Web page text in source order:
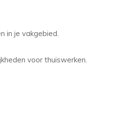
in je vakgebied.
voor thuiswerken.